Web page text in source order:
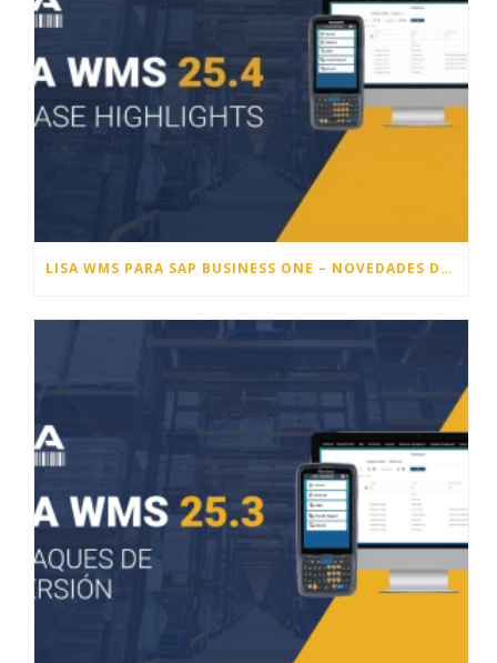
LISA WMS PARA SAP BUSINESS ONE – NOVEDADES DE LA VERSIÓN 25.4